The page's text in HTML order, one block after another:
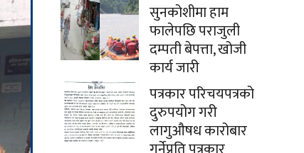
सुनकोशीमा हाम
फालेपछि पराजुली
दम्पती बेपत्ता, खोजी
कार्य जारी
पत्रकार परिचयपत्रको
दुरुपयोग गरी
लागुऔषध कारोबार